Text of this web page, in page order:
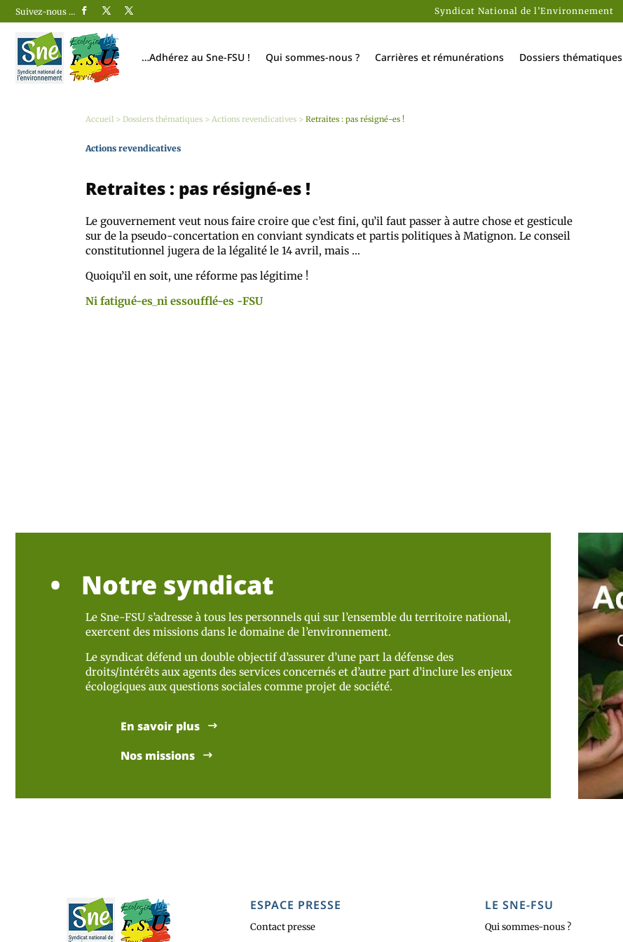
Suivez-nous … Syndicat National de l’Environnement
…Adhérez au Sne-FSU ! Qui sommes-nous ? Carrières et rémunérations Dossiers thématiques
Accueil > Dossiers thématiques > Actions revendicatives > Retraites : pas résigné-es !
Actions revendicatives
Retraites : pas résigné-es !
Le gouvernement veut nous faire croire que c’est fini, qu’il faut passer à autre chose et gesticule
sur de la pseudo-concertation en conviant syndicats et partis politiques à Matignon. Le conseil
constitutionnel jugera de la légalité le 14 avril, mais …
Quoiqu’il en soit, une réforme pas légitime !
Ni fatigué-es_ni essoufflé-es -FSU
Notre syndicat
Le Sne-FSU s’adresse à tous les personnels qui sur l’ensemble du territoire national,
exercent des missions dans le domaine de l’environnement.
Le syndicat défend un double objectif d’assurer d’une part la défense des
droits/intérêts aux agents des services concernés et d’autre part d’inclure les enjeux
écologiques aux questions sociales comme projet de société.
En savoir plus
Nos missions
ESPACE PRESSE
Contact presse
LE SNE-FSU
Qui sommes-nous ?